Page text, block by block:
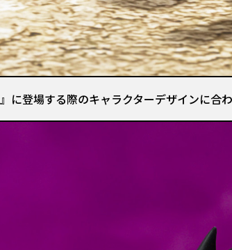
に登場する際のキャラクターデザインに合